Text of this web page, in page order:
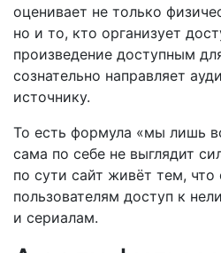
оценивает не только
но и то, кто организует
произведение доступным
сознательно направляет
источнику.
То есть формула «мы лишь
сама по себе не выглядит
по сути сайт живёт тем, что
пользователям доступ к
и сериалам.